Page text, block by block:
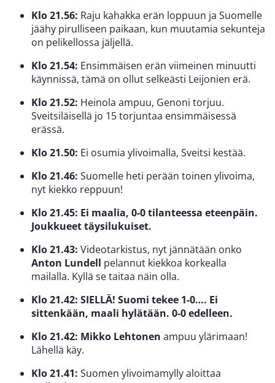
Klo 21.56: Raju kahakka erän loppuun ja Suomelle
jäähy pirulliseen paikaan, kun muutamia sekunteja
on pelikellossa jäljellä.
Klo 21.54: Ensimmäisen erän viimeinen minuutti
käynnissä, tämä on ollut selkeästi Leijonien erä.
Klo 21.52: Heinola ampuu, Genoni torjuu.
Sveitsiläisellä jo 15 torjuntaa ensimmäisessä
erässä.
Klo 21.50: Ei osumia ylivoimalla, Sveitsi kestää.
Klo 21.46: Suomelle heti perään toinen ylivoima,
nyt kiekko reppuun!
Klo 21.45: Ei maalia, 0-0 tilanteessa eteenpäin.
Joukkueet täysilukuiset.
Klo 21.43: Videotarkistus, nyt jännätään onko
Anton Lundell pelannut kiekkoa korkealla
mailalla. Kyllä se taitaa näin olla.
Klo 21.42: SIELLÄ! Suomi tekee 1-0…. Ei
sittenkään, maali hylätään. 0-0 edelleen.
Klo 21.42: Mikko Lehtonen ampuu ylärimaan!
Lähellä käy.
Klo 21.41: Suomen ylivoimamylly aloittaa